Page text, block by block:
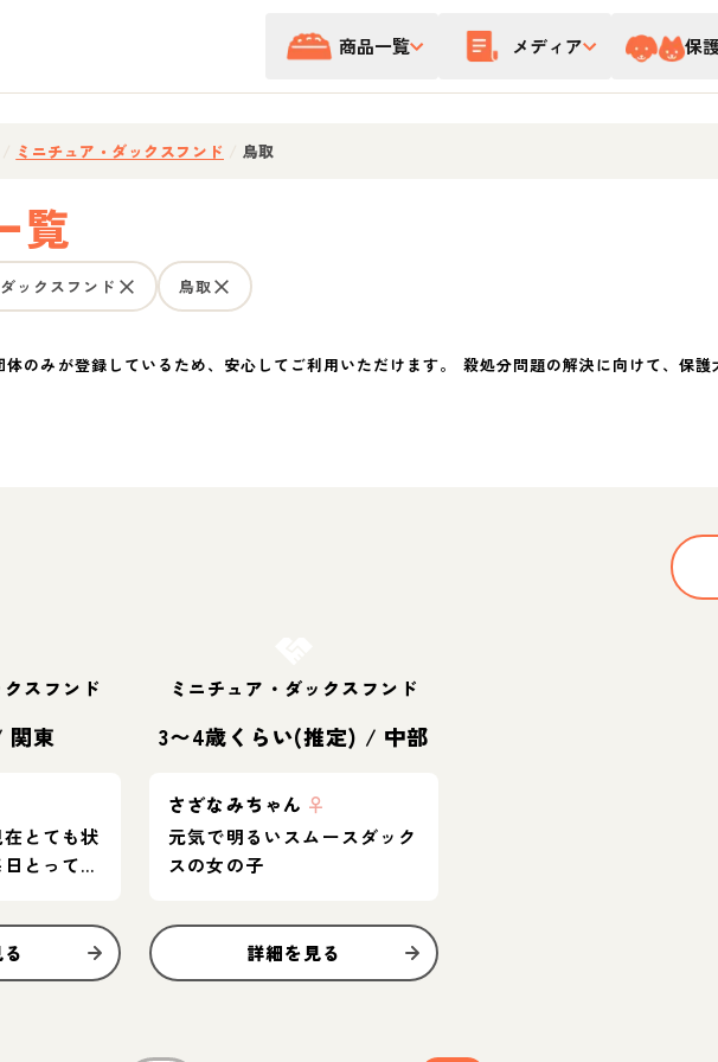
商品一覧 メディア 保
ミニチュア・ダックスフンド 鳥取
覧
ックスフンド 鳥取
体のみが登録しているため、安心してご利用いただけます。 殺処分問題の解決に向けて、保
スフンド
関東
とても状
とっても
ミニチュア・ダックスフンド
3〜4歳くらい(推定) / 中部
さざなみちゃん ♀
元気で明るいスムースダック
スの女の子
詳細を見る